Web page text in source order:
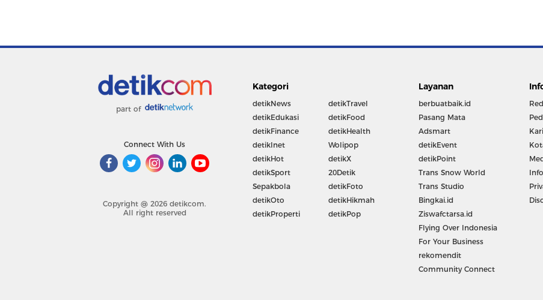
part of
Connect With Us
Copyright @ 2026 detikcom.
All right reserved
Kategori
detikNews
detikEdukasi
detikFinance
detikInet
detikHot
detikSport
Sepakbola
detikOto
detikProperti
detikTravel
detikFood
detikHealth
Wolipop
detikX
20Detik
detikFoto
detikHikmah
detikPop
Layanan
berbuatbaik.id
Pasang Mata
Adsmart
detikEvent
detikPoint
Trans Snow World
Trans Studio
Bingkai.id
Ziswafctarsa.id
Flying Over Indonesia
For Your Business
rekomendit
Community Connect